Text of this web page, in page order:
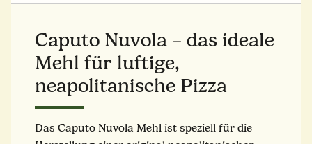
Caputo Nuvola – das ideale
Mehl für luftige,
neapolitanische Pizza
Das Caputo Nuvola Mehl ist speziell für die